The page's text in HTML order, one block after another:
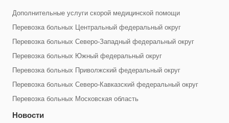
Дополнительные услуги скорой медицинской помощи
Перевозка больных Центральный федеральный округ
Перевозка больных Северо-Западный федеральный округ
Перевозка больных Южный федеральный округ
Перевозка больных Приволжский федеральный округ
Перевозка больных Северо-Кавказский федеральный округ
Перевозка больных Московская область
Новости